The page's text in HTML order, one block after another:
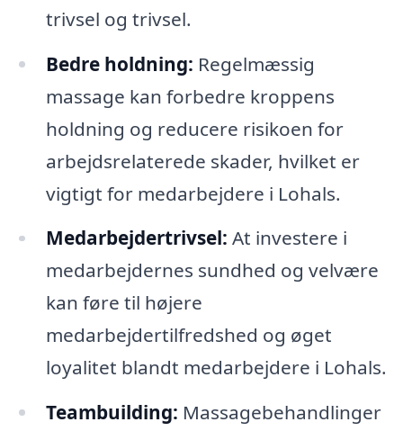
trivsel og trivsel.
Bedre holdning: Regelmæssig
massage kan forbedre kroppens
holdning og reducere risikoen for
arbejdsrelaterede skader, hvilket er
vigtigt for medarbejdere i Lohals.
Medarbejdertrivsel: At investere i
medarbejdernes sundhed og velvære
kan føre til højere
medarbejdertilfredshed og øget
loyalitet blandt medarbejdere i Lohals.
Teambuilding: Massagebehandlinger